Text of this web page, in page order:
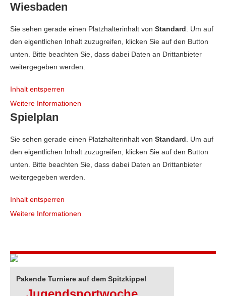
Wiesbaden
Sie sehen gerade einen Platzhalterinhalt von Standard . Um auf
den eigentlichen Inhalt zuzugreifen, klicken Sie auf den Button
unten. Bitte beachten Sie, dass dabei Daten an Drittanbieter
weitergegeben werden.
Inhalt entsperren
Weitere Informationen
Spielplan
Sie sehen gerade einen Platzhalterinhalt von Standard . Um auf
den eigentlichen Inhalt zuzugreifen, klicken Sie auf den Button
unten. Bitte beachten Sie, dass dabei Daten an Drittanbieter
weitergegeben werden.
Inhalt entsperren
Weitere Informationen
Pakende Turniere auf dem Spitzkippel